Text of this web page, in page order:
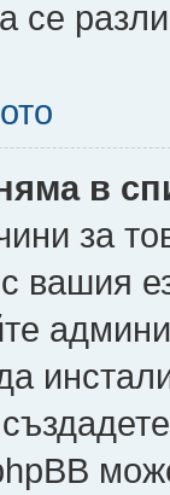
се
в
за
вашия